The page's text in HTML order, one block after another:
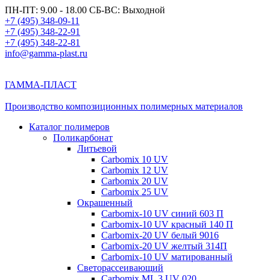
ПН-ПТ: 9.00 - 18.00 СБ-ВС: Выходной
+7 (495) 348-09-11
+7 (495) 348-22-91
+7 (495) 348-22-81
info@gamma-plast.ru
ГАММА-ПЛАСТ
Производство композиционных полимерных материалов
Каталог полимеров
Поликарбонат
Литьевой
Carbomix 10 UV
Carbomix 12 UV
Carbomix 20 UV
Carbomix 25 UV
Окрашенный
Carbomix-10 UV синий 603 П
Carbomix-10 UV красный 140 П
Carbomix-20 UV белый 9016
Carbomix-20 UV желтый 314П
Carbomix-10 UV матированный
Светорассеивающий